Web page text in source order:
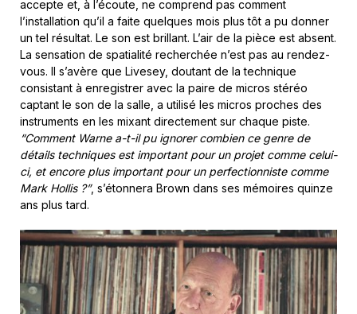
accepte et, à l’écoute, ne comprend pas comment
l’installation qu’il a faite quelques mois plus tôt a pu donner
un tel résultat. Le son est brillant. L’air de la pièce est absent.
La sensation de spatialité recherchée n’est pas au rendez-
vous. Il s’avère que Livesey, doutant de la technique
consistant à enregistrer avec la paire de micros stéréo
captant le son de la salle, a utilisé les micros proches des
instruments en les mixant directement sur chaque piste.
“Comment Warne a-t-il pu ignorer combien ce genre de
détails techniques est important pour un projet comme celui-
ci, et encore plus important pour un perfectionniste comme
Mark Hollis ?”, s’étonnera Brown dans ses mémoires quinze
ans plus tard.